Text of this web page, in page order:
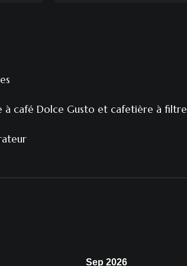
à café Dolce Gusto et cafetière à filtre
Sep 2026